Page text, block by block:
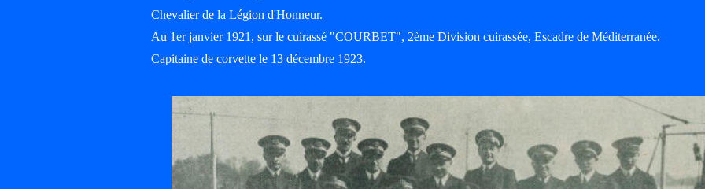
Chevalier de la Légion d'Honneur.
Au 1er janvier 1921, sur le cuirassé "COURBET", 2ème Division cuirassée, Escadre de Méditerranée.
Capitaine de corvette le 13 décembre 1923.